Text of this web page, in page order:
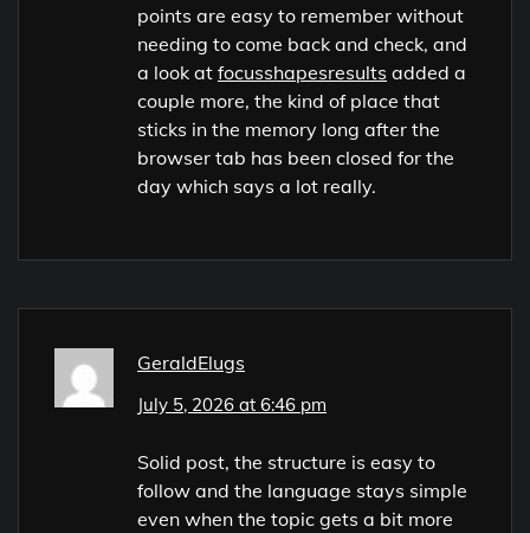
points are easy to remember without
needing to come back and check, and
a look at focusshapesresults added a
couple more, the kind of place that
sticks in the memory long after the
browser tab has been closed for the
day which says a lot really.
GeraldElugs
July 5, 2026 at 6:46 pm
Solid post, the structure is easy to
follow and the language stays simple
even when the topic gets a bit more